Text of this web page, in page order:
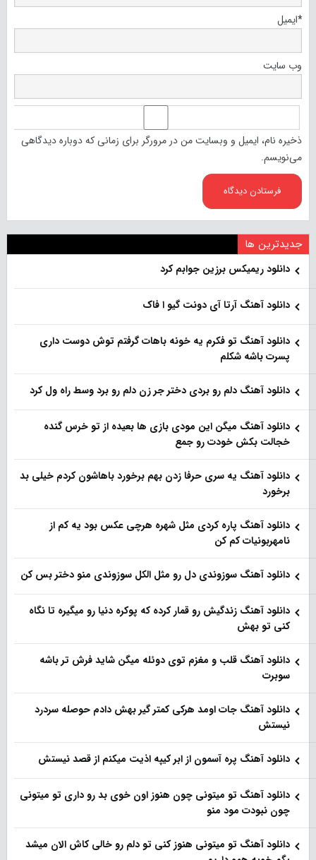
ایمیل*
وب‌ سایت
ذخیره نام، ایمیل و وبسایت من در مرورگر برای زمانی که دوباره دیدگاهی
می‌نویسم.
جدیدترین ها
دانلود ریمیکس برزین جوابم کرد
دانلود آهنگ آرتا آی دونت گیو ا فاک
دانلود آهنگ تو فکرم یه خونه باهات گرفتم توش دوست داری
پسرت باشه شکلم
دانلود آهنگ دلم رو بردی دختر جر زن دلم رو برد وسط راه ول کرد
دانلود آهنگ میگن این مودی بازی ها بعیده از تو خرس گنده
خجالت بکش خودت رو جمع
دانلود آهنگ یه سری حرفا زدن بهم برخورد باهاشون کردم خیلی بد
برخورد
دانلود آهنگ پاره کردی مثل شهره هرچی عکس بود یه کم از
نامهربونیات کم کن
دانلود آهنگ سوزوندی دل رو مثل الکل سوزوندی منو دختر بس کن
دانلود آهنگ زندگیش رو قمار کرده که پوکره دنیا رو میگیره تا نگاه
کنی تو بهش
دانلود آهنگ قلب و مغزم توی دوئله میگن شاید فرش تر باشه
سوبرت
دانلود آهنگ جات اومد هرکی کمتر گیر بهش دادم حوصله سردرد
نیستش
دانلود آهنگ پره آسمون از ابر کیپه اذیت میکنم از قصد نیستش
دانلود آهنگ تو میتونی چون هنوز اون خوی بد رو داری تو میتونی
چون نبودت مود منو
دانلود آهنگ تو میتونی هنوز کنی تو دلم رو خالی کاش الان میشد